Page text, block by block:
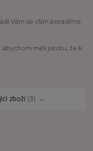
Vám se vším poradíme.
měli jistotu, že k
zboží 3